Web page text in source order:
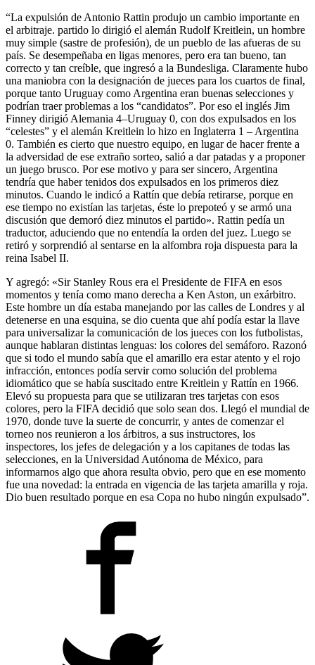
“La expulsión de Antonio Rattin produjo un cambio importante en
el arbitraje. partido lo dirigió el alemán Rudolf Kreitlein, un hombre
muy simple (sastre de profesión), de un pueblo de las afueras de su
país. Se desempeñaba en ligas menores, pero era tan bueno, tan
correcto y tan creíble, que ingresó a la Bundesliga. Claramente hubo
una maniobra con la designación de jueces para los cuartos de final,
porque tanto Uruguay como Argentina eran buenas selecciones y
podrían traer problemas a los “candidatos”. Por eso el inglés Jim
Finney dirigió Alemania 4–Uruguay 0, con dos expulsados en los
“celestes” y el alemán Kreitlein lo hizo en Inglaterra 1 – Argentina
0. También es cierto que nuestro equipo, en lugar de hacer frente a
la adversidad de ese extraño sorteo, salió a dar patadas y a proponer
un juego brusco. Por ese motivo y para ser sincero, Argentina
tendría que haber tenidos dos expulsados en los primeros diez
minutos. Cuando le indicó a Rattín que debía retirarse, porque en
ese tiempo no existían las tarjetas, éste lo prepoteó y se armó una
discusión que demoró diez minutos el partido». Rattin pedía un
traductor, aduciendo que no entendía la orden del juez. Luego se
retiró y sorprendió al sentarse en la alfombra roja dispuesta para la
reina Isabel II.
Y agregó: «Sir Stanley Rous era el Presidente de FIFA en esos
momentos y tenía como mano derecha a Ken Aston, un exárbitro.
Este hombre un día estaba manejando por las calles de Londres y al
detenerse en una esquina, se dio cuenta que ahí podía estar la llave
para universalizar la comunicación de los jueces con los futbolistas,
aunque hablaran distintas lenguas: los colores del semáforo. Razonó
que si todo el mundo sabía que el amarillo era estar atento y el rojo
infracción, entonces podía servir como solución del problema
idiomático que se había suscitado entre Kreitlein y Rattín en 1966.
Elevó su propuesta para que se utilizaran tres tarjetas con esos
colores, pero la FIFA decidió que solo sean dos. Llegó el mundial de
1970, donde tuve la suerte de concurrir, y antes de comenzar el
torneo nos reunieron a los árbitros, a sus instructores, los
inspectores, los jefes de delegación y a los capitanes de todas las
selecciones, en la Universidad Autónoma de México, para
informarnos algo que ahora resulta obvio, pero que en ese momento
fue una novedad: la entrada en vigencia de las tarjeta amarilla y roja.
Dio buen resultado porque en esa Copa no hubo ningún expulsado”.